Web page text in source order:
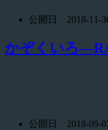
公開日 2018-11-
かぞくいろ
公開日 2018-09-